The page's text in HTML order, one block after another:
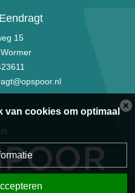
15
van cookies om optimaal